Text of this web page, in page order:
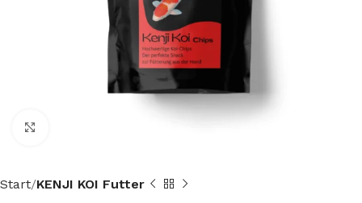
Start KENJI KOI Futter